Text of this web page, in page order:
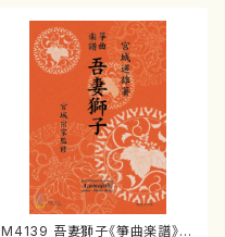
M4139 吾妻獅子《箏曲楽譜》